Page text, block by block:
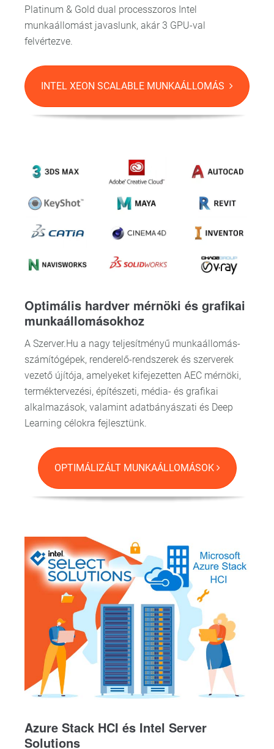
Platinum & Gold dual processzoros Intel
munkaállomást javaslunk, akár 3 GPU-val
felvértezve.
INTEL XEON SCALABLE MUNKAÁLLOMÁS
Optimális hardver mérnöki és grafikai
munkaállomásokhoz
A Szerver.Hu a nagy teljesítményű munkaállomás-
számítógépek, renderelő-rendszerek és szerverek
vezető újítója, amelyeket kifejezetten AEC mérnöki,
terméktervezési, építészeti, média- és grafikai
alkalmazások, valamint adatbányászati és Deep
Learning célokra fejlesztünk.
OPTIMÁLIZÁLT MUNKAÁLLOMÁSOK
Azure Stack HCI és Intel Server
Solutions